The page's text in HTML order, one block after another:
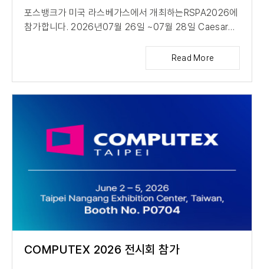
포스뱅크가 미국 라스베가스에서 개최하는RSPA2026에
참가합니다. 2026년07월 26일 ~07월 28일 Caesare
Read More
COMPUTEX 2026 전시회 참가